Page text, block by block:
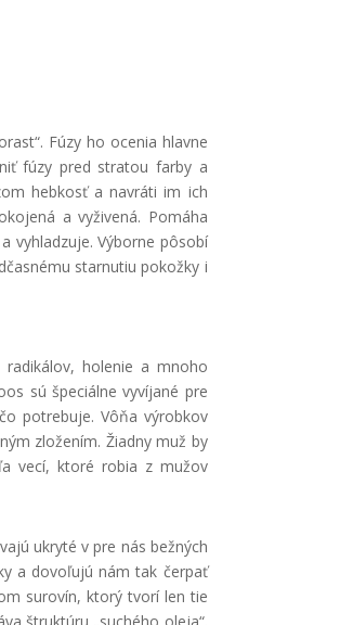
Fúzy ho ocenia hlavne
fúzy pred stratou farby a
hebkosť a navráti im ich
a vyživená. Pomáha
vyhladzuje. Výborne pôsobí
starnutiu pokožky i
holenie a mnoho
sú špeciálne vyvíjané pre
potrebuje. Vôňa výrobkov
zložením. Žiadny muž by
vecí, ktoré robia z mužov
ukryté v pre nás bežných
a dovoľujú nám tak čerpať
surovín, ktorý tvorí len tie